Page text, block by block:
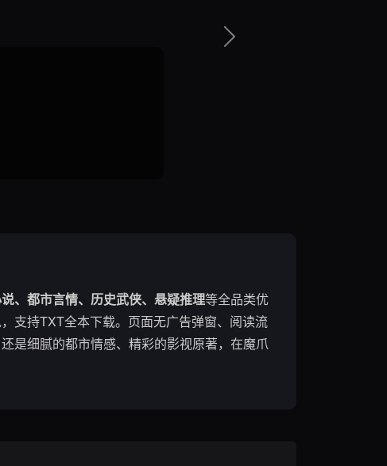
、都市言情、历史武侠、悬疑推理等全品类优
支持TXT全本下载。页面无广告弹窗、阅读流
是细腻的都市情感、精彩的影视原著，在魔爪